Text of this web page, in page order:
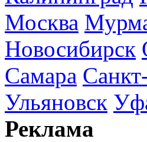
Москва
Новосибирск
Самара
Ульяновск
Реклама